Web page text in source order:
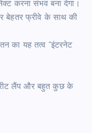
करना संभव बना देगा।
बेहतर फ्रीवे के साथ की
का यह तत्व “इंटरनेट
लैंप और बहुत कुछ के